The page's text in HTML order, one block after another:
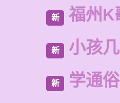
新 福州K
新 小孩
新 学通